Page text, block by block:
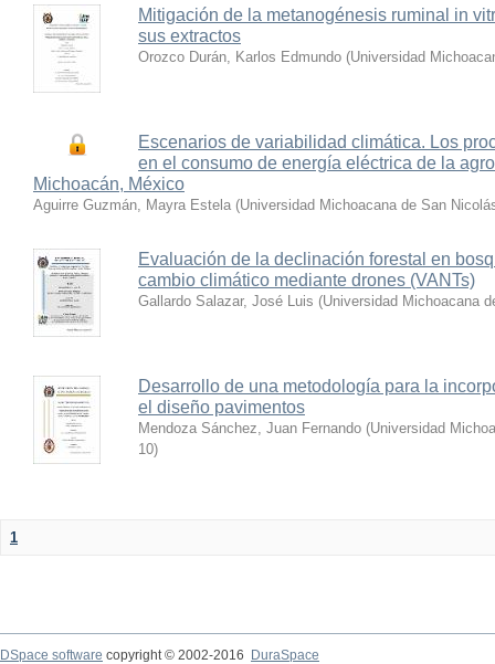
Mitigación de la metanogénesis ruminal in
sus extractos
Orozco Durán, Karlos Edmundo (Universidad
Escenarios de variabilidad climática. Los
en el consumo de energía eléctrica de la
Michoacán, México
Aguirre Guzmán, Mayra Estela (Universidad Michoacana de San
Evaluación de la declinación forestal en
cambio climático mediante drones (VANTs)
Gallardo Salazar, José Luis (Universidad Michoacana
Desarrollo de una metodología para la
el diseño pavimentos
Mendoza Sánchez, Juan Fernando (Universidad
10)
1
DSpace software copyright © 2002-2016
DuraSpace